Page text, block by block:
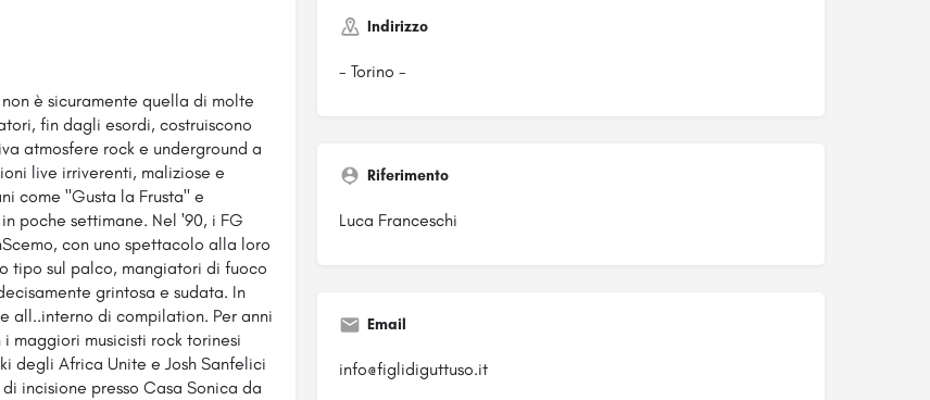
è sicuramente quella di molte
fin dagli esordi, costruiscono
atmosfere rock e underground a
live irriverenti, maliziose e
come "Gusta la Frusta" e
poche settimane. Nel '90, i FG
con uno spettacolo alla loro
tipo sul palco, mangiatori di fuoco
grintosa e sudata. In
all..interno di compilation. Per anni
maggiori musicisti rock torinesi
degli Africa Unite e Josh Sanfelici
incisione presso Casa Sonica da
Indirizzo
- Torino -
Riferimento
Luca Franceschi
Email
info@figlidiguttuso.it